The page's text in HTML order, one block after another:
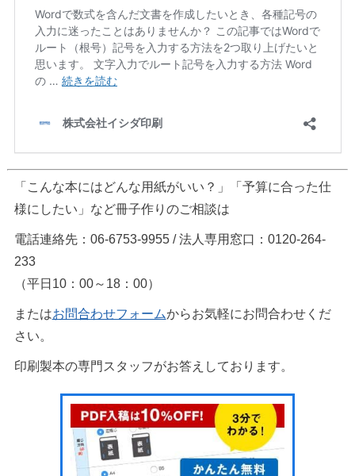
「こんな本にはどんな用紙がいい？」「予算に合った仕
様にしたい」など冊子作りのご相談は
電話連絡先：06-6753-9955 / 法人専用窓口：0120-264-
233
（平日10：00～18：00）
またはお問合わせフォームからお気軽にお問合わせくだ
さい。
印刷製本の専門スタッフがお答えしております。